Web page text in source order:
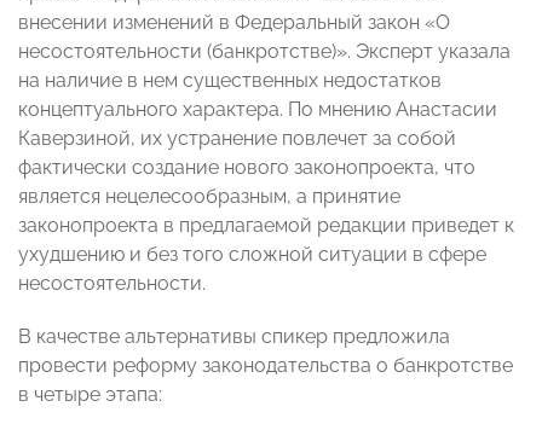
внесении изменений в Федеральный закон «О
несостоятельности (банкротстве)». Эксперт указала
на наличие в нем существенных недостатков
концептуального характера. По мнению Анастасии
Каверзиной, их устранение повлечет за собой
фактически создание нового законопроекта, что
является нецелесообразным, а принятие
законопроекта в предлагаемой редакции приведет к
ухудшению и без того сложной ситуации в сфере
несостоятельности.
В качестве альтернативы спикер предложила
провести реформу законодательства о банкротстве
в четыре этапа: